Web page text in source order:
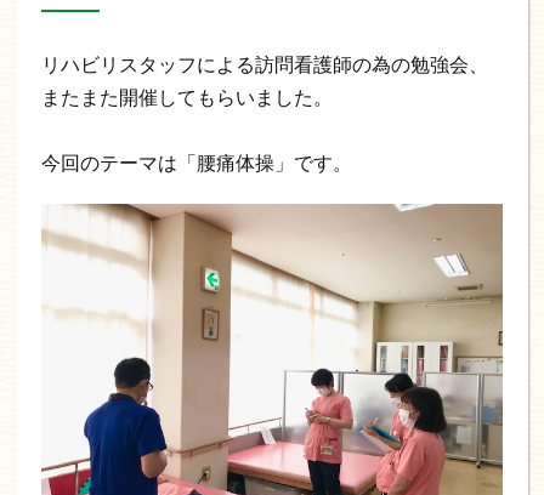
リハビリスタッフによる訪問看護師の為の勉強会、
またまた開催してもらいました。
今回のテーマは「腰痛体操」です。